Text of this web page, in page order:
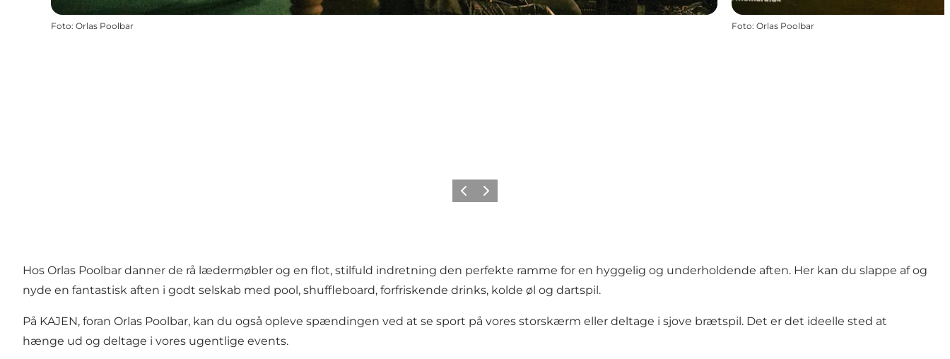
Foto: Orlas Poolbar Foto: Orlas Poolbar
ForrigeNæste
Hos Orlas Poolbar danner de rå lædermøbler og en flot, stilfuld indretning den perfekte ramme for en hyggelig og underholdende aften. Her kan du slappe af og
nyde en fantastisk aften i godt selskab med pool, shuffleboard, forfriskende drinks, kolde øl og dartspil.
På KAJEN, foran Orlas Poolbar, kan du også opleve spændingen ved at se sport på vores storskærm eller deltage i sjove brætspil. Det er det ideelle sted at
hænge ud og deltage i vores ugentlige events.